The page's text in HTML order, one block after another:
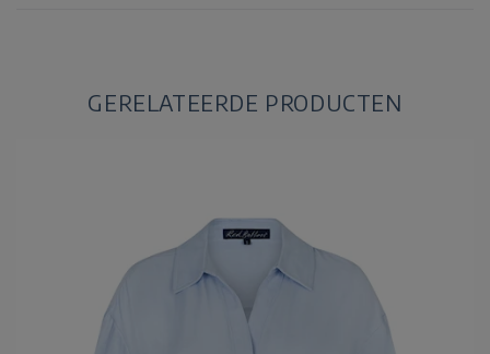
GERELATEERDE PRODUCTEN